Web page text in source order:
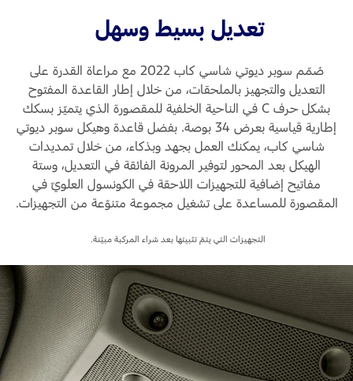
تعديل بسيط وسهل
صُمّم سوبر ديوتي شاسي كاب 2022 مع مراعاة القدرة على
التعديل والتجهيز بالملحقات، من خلال إطار القاعدة المفتوح
بشكل حرف C في الناحية الخلفية للمقصورة الذي يتميّز بسكك
إطارية قياسية بعرض 34 بوصة. بفضل قاعدة وهيكل سوبر ديوتي
شاسي كاب، يمكنك العمل بجهد وبذكاء، من خلال تمديدات
الهيكل بعد المحور لتوفير المرونة الفائقة في التعديل، وستة
مفاتيح إضافية للتجهيزات اللاحقة في الكونسول العلويّ في
المقصورة للمساعدة على تشغيل مجموعة متنوّعة من التجهيزات.
التجهيزات التي يتمّ تثبيتها بعد شراء المركبة مبيّنة.